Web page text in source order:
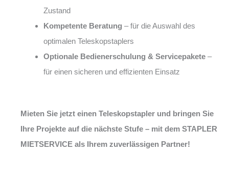
Zustand
Kompetente Beratung – für die Auswahl des
optimalen Teleskopstaplers
Optionale Bedienerschulung & Servicepakete –
für einen sicheren und effizienten Einsatz
Mieten Sie jetzt einen Teleskopstapler und bringen Sie
Ihre Projekte auf die nächste Stufe – mit dem STAPLER
MIETSERVICE als Ihrem zuverlässigen Partner!